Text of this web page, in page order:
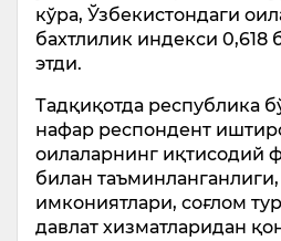
кўра, Ўзбекистондаги
бахтлилик индекси 0,618
этди.
Тадқиқотда республика
нафар респондент
оилаларнинг иқтисодий
билан
имкониятлари, соғлом
давлат хизматларидан